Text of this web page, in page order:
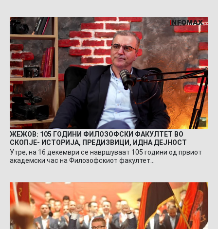
ЖЕЖОВ: 105 ГОДИНИ ФИЛОЗОФСКИ ФАКУЛТЕТ ВО
СКОПЈЕ- ИСТОРИЈА, ПРЕДИЗВИЦИ, ИДНА ДЕЈНОСТ
Утре, на 16 декември се навршуваат 105 години од првиот
академски час на Филозофскиот факултет…